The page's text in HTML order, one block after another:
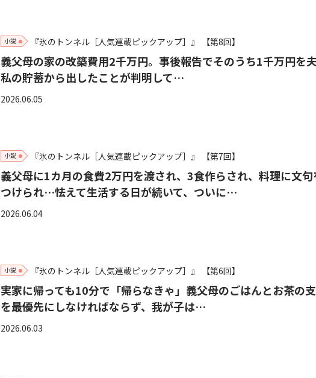
小説 『氷のトンネル［人気連載ピックアップ］』 【第8回】
義父母の家の改築費用2千万円。事後報告でそのうち1千万円を
私の貯蓄から出したことが判明して…
2026.06.05
小説 『氷のトンネル［人気連載ピックアップ］』 【第7回】
義父母に1カ月の食費2万円を渡され、3食作らされ、料理に文句
つけられ…怯えて生活する日が続いて、ついに…
2026.06.04
小説 『氷のトンネル［人気連載ピックアップ］』 【第6回】
実家に帰っても10分で「帰らなきゃ」義父母のごはんとお茶の
を最優先にしなければならず、我が子は…
2026.06.03